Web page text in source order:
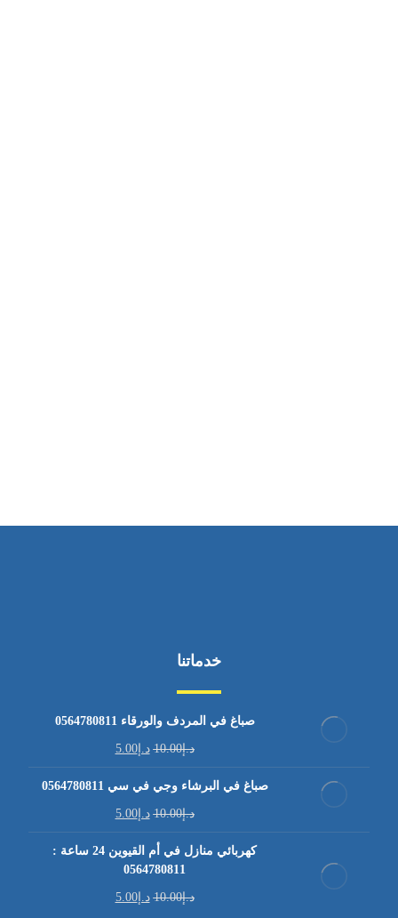
خدماتنا
صباغ في المردف والورقاء 0564780811
د.إ10.00 د.إ5.00
صباغ في البرشاء وجي في سي 0564780811
د.إ10.00 د.إ5.00
كهربائي منازل في أم القيوين 24 ساعة :
0564780811
د.إ10.00 د.إ5.00